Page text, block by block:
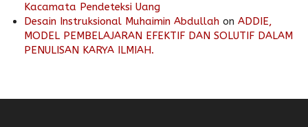
Kacamata Pendeteksi Uang
Desain Instruksional Muhaimin Abdullah on ADDIE,
MODEL PEMBELAJARAN EFEKTIF DAN SOLUTIF DALAM
PENULISAN KARYA ILMIAH.